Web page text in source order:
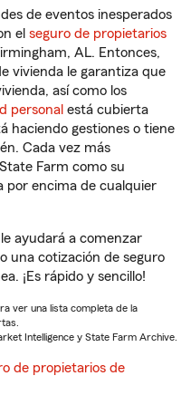
de eventos inesperados
el seguro de propietarios
AL. Entonces,
vivienda le garantiza que
así como los
personal está cubierta
haciendo gestiones o tiene
Cada vez más
Farm como su
por encima de cualquier
ayudará a comenzar
una cotización de seguro
¡Es rápido y sencillo!
ver una lista completa de la
Intelligence y State Farm Archive.
de propietarios de